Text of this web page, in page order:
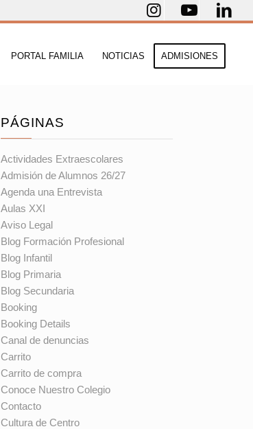
PORTAL FAMILIA NOTICIAS ADMISIONES
PÁGINAS
Actividades Extraescolares
Admisión de Alumnos 26/27
Agenda una Entrevista
Aulas XXI
Aviso Legal
Blog Formación Profesional
Blog Infantil
Blog Primaria
Blog Secundaria
Booking
Booking Details
Canal de denuncias
Carrito
Carrito de compra
Conoce Nuestro Colegio
Contacto
Cultura de Centro